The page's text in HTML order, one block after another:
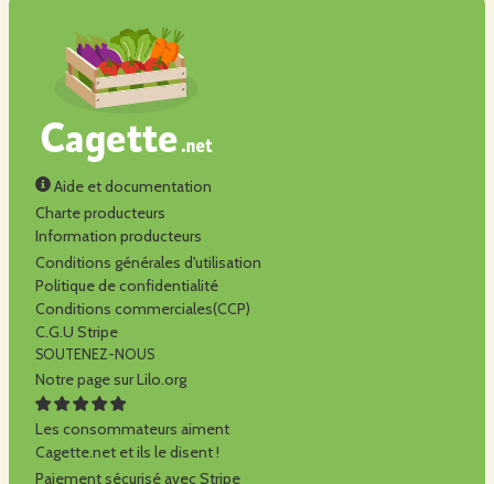
Aide et documentation
Charte producteurs
Information producteurs
Conditions générales d'utilisation
Politique de confidentialité
Conditions commerciales(CCP)
C.G.U Stripe
SOUTENEZ-NOUS
Notre page sur Lilo.org
Les consommateurs aiment
Cagette.net et ils le disent !
Paiement sécurisé avec Stripe